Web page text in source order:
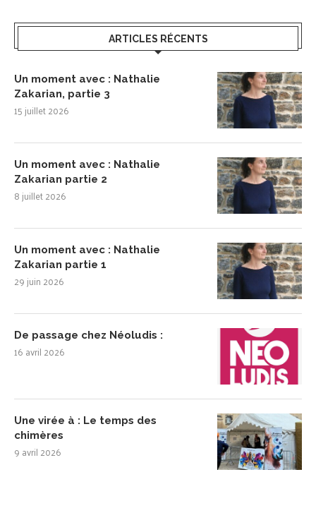
ARTICLES RÉCENTS
Un moment avec : Nathalie
Zakarian, partie 3
15 juillet 2026
Un moment avec : Nathalie
Zakarian partie 2
8 juillet 2026
Un moment avec : Nathalie
Zakarian partie 1
29 juin 2026
De passage chez Néoludis :
16 avril 2026
Une virée à : Le temps des
chimères
9 avril 2026